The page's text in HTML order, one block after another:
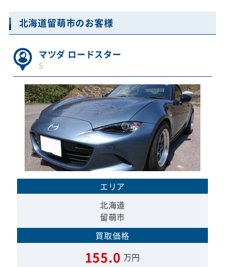
北海道留萌市のお客様
マツダ ロードスター
S
エリア
北海道
留萌市
買取価格
155.0 万円